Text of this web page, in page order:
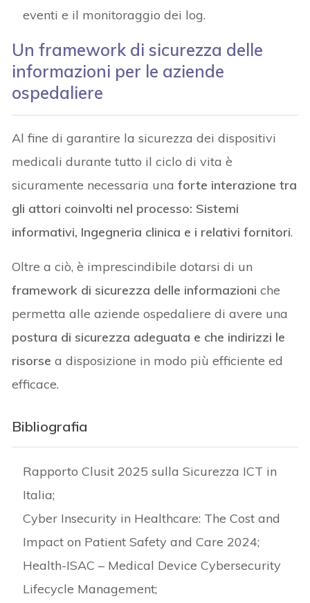
eventi e il monitoraggio dei log.
Un framework di sicurezza delle
informazioni per le aziende
ospedaliere
Al fine di garantire la sicurezza dei dispositivi
medicali durante tutto il ciclo di vita è
sicuramente necessaria unaforte interazione tra
gli attori coinvolti nel processo: Sistemi
informativi, Ingegneria clinica e i relativi fornitori.
Oltre a ciò, è imprescindibile dotarsi di un
framework di sicurezza delle informazioni che
permetta alle aziende ospedaliere di avere una
postura di sicurezza adeguata e che indirizzi le
risorse a disposizione in modo più efficiente ed
efficace.
Bibliografia
Rapporto Clusit 2025 sulla Sicurezza ICT in
Italia;
Cyber Insecurity in Healthcare: The Cost and
Impact on Patient Safety and Care 2024;
Health-ISAC – Medical Device Cybersecurity
Lifecycle Management;